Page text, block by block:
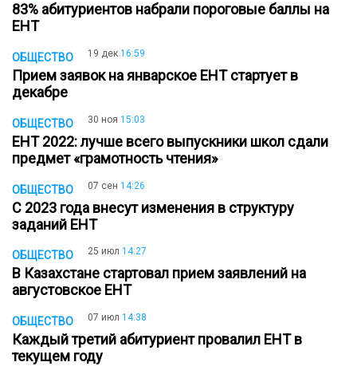
83% абитуриентов набрали пороговые баллы на
ЕНТ
ОБЩЕСТВО 19 дек 16:59
Прием заявок на январское ЕНТ стартует в
декабре
ОБЩЕСТВО 30 ноя 15:03
ЕНТ 2022: лучше всего выпускники школ сдали
предмет «грамотность чтения»
ОБЩЕСТВО 07 сен 14:26
С 2023 года внесут изменения в структуру
заданий ЕНТ
ОБЩЕСТВО 25 июл 14:27
В Казахстане стартовал прием заявлений на
августовское ЕНТ
ОБЩЕСТВО 07 июл 14:38
Каждый третий абитуриент провалил ЕНТ в
текущем году